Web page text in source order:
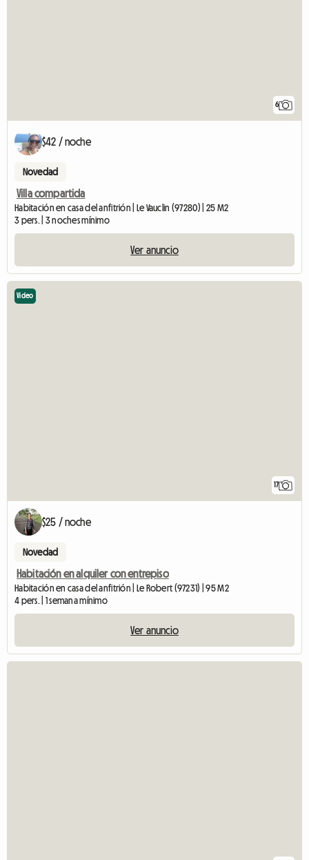
6
$42 / noche
Novedad
Villa compartida
Habitación en casa del anfitrión | Le Vauclin (97280) | 25 M2
3 pers. | 3 noches mínimo
Ver anuncio
17
Video
$25 / noche
Novedad
Habitación en alquiler con entrepiso
Habitación en casa del anfitrión | Le Robert (97231) | 95 M2
4 pers. | 1 semana mínimo
Ver anuncio